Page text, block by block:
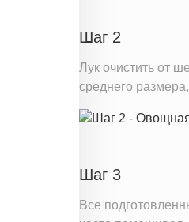
Информация для
Шаг 2
Лук очистить от
среднего
Шаг 3
Все